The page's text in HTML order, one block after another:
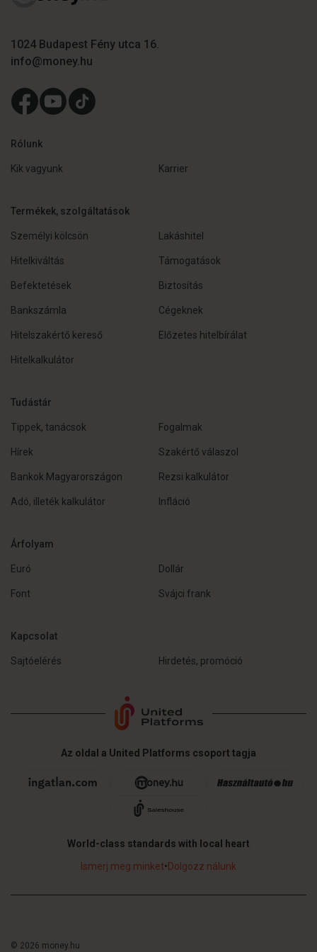
1024 Budapest Fény utca 16.
info@money.hu
Rólunk
Kik vagyunk Karrier
Termékek, szolgáltatások
Személyi kölcsön Lakáshitel
Hitelkiváltás Támogatások
Befektetések Biztosítás
Bankszámla Cégeknek
Hitelszakértő kereső Előzetes hitelbírálat
Hitelkalkulátor
Tudástár
Tippek, tanácsok Fogalmak
Hírek Szakértő válaszol
Bankok Magyarországon Rezsi kalkulátor
Adó, illeték kalkulátor Infláció
Árfolyam
Euró Dollár
Font Svájci frank
Kapcsolat
Sajtóelérés Hirdetés, promóció
Az oldal a United Platforms csoport tagja
World-class standards with local heart
Ismerj meg minket•Dolgozz nálunk
© 2026 money.hu